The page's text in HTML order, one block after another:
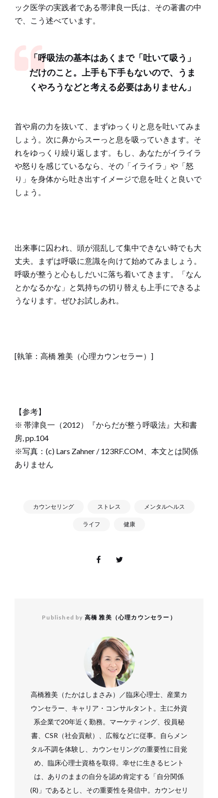
ック医学の実践者である帯津良一氏は、その著書の中
で、こう述べています。
「呼吸法の基本はあくまで「吐いて吸う」
だけのこと。上手も下手もないので、うま
くやろうなどと考える必要はありません」
首や肩の力を抜いて、まずゆっくりと息を吐いてみま
しょう。次に鼻からスーっと息を吸っていきます。そ
れをゆっくり繰り返します。もし、あなたがイライラ
や怒りを感じているなら、その「イライラ」や「怒
り」を身体から吐き出すイメージで息を吐くと良いで
しょう。
出来事に囚われ、頭が混乱して集中できない時でも大
丈夫。まずは呼吸に意識を向けて始めてみましょう。
呼吸が整うと心もしだいに落ち着いてきます。「なん
とかなるかな」と気持ちの切り替えも上手にできるよ
うなります。ぜひお試しあれ。
[執筆：高橋 雅美（心理カウンセラー）]
【参考】
※ 帯津良一（2012）『からだが整う呼吸法』大和書
房, pp.104
※写真：(c) Lars Zahner / 123RF.COM、本文とは関係
ありません
カウンセリング ストレス メンタルヘルス
ライフ 健康
Published by 高橋 雅美（心理カウンセラー）
高橋雅美（たかはしまさみ）／臨床心理士、産業カ
ウンセラー、キャリア・コンサルタント。主に外資
系企業で20年近く勤務。マーケティング、役員秘
書、CSR（社会貢献）、広報などに従事。自らメン
タル不調を体験し、カウンセリングの重要性に目覚
め、臨床心理士資格を取得。幸せに生きるヒント
は、ありのままの自分を認め肯定する「自分関係
(R)」であるとし、その重要性を発信中。カウンセリ